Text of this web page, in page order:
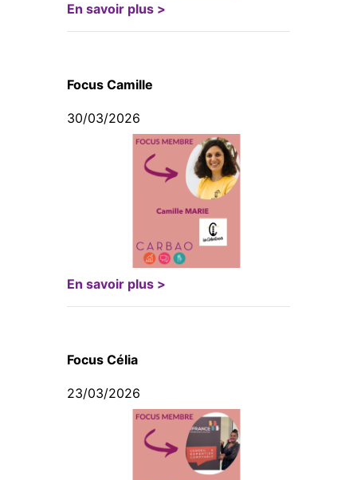
En savoir plus >
Focus Camille
30/03/2026
En savoir plus >
Focus Célia
23/03/2026